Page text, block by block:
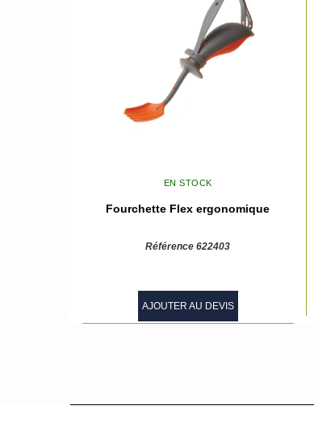
EN STOCK
Fourchette Flex ergonomique
Référence 622403
AJOUTER AU DEVIS